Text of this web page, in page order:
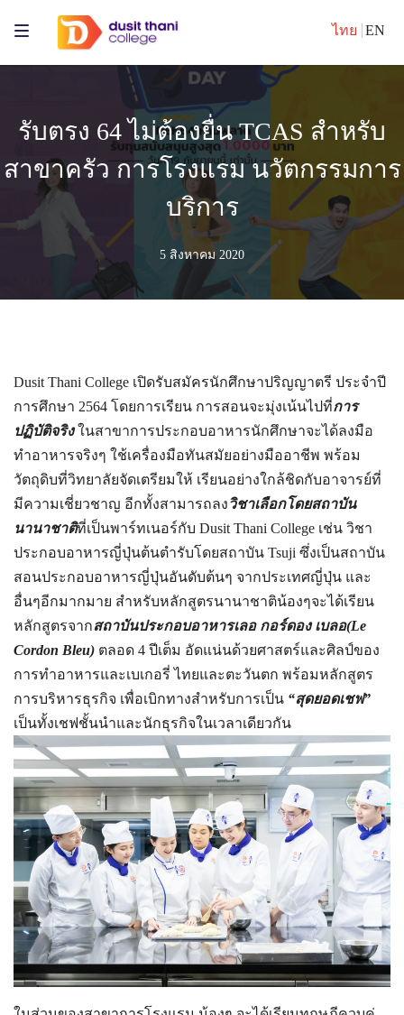
ไทย EN
รับตรง 64 ไม่ต้องยื่น TCAS สำหรับ
สาขาครัว การโรงแรม นวัตกรรมการ
บริการ
5 สิงหาคม 2020
Dusit Thani College เปิดรับสมัครนักศึกษาปริญญาตรี ประจำปี
การศึกษา 2564 โดยการเรียน การสอนจะมุ่งเน้นไปที่การ
ปฏิบัติจริงในสาขาการประกอบอาหารนักศึกษาจะได้ลงมือ
ทำอาหารจริงๆ ใช้เครื่องมือทันสมัยอย่างมืออาชีพ พร้อม
วัตถุดิบที่วิทยาลัยจัดเตรียมให้ เรียนอย่างใกล้ชิดกับอาจารย์ที่
มีความเชี่ยวชาญ อีกทั้งสามารถลงวิชาเลือกโดยสถาบัน
นานาชาติที่เป็นพาร์ทเนอร์กับ Dusit Thani College เช่น วิชา
ประกอบอาหารญี่ปุ่นต้นตำรับโดยสถาบัน Tsuji ซึ่งเป็นสถาบัน
สอนประกอบอาหารญี่ปุ่นอันดับต้นๆ จากประเทศญี่ปุ่น และ
อื่นๆอีกมากมาย สำหรับหลักสูตรนานาชาติน้องๆจะได้เรียน
หลักสูตรจากสถาบันประกอบอาหารเลอ กอร์ดอง เบลอ(Le
Cordon Bleu) ตลอด 4 ปีเต็ม อัดแน่นด้วยศาสตร์และศิลป์ของ
การทำอาหารและเบเกอรี่ ไทยและตะวันตก พร้อมหลักสูตร
การบริหารธุรกิจ เพื่อเบิกทางสำหรับการเป็น “สุดยอดเชฟ”
เป็นทั้งเชฟชั้นนำและนักธุรกิจในเวลาเดียวกัน